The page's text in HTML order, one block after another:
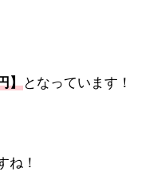
】となっています！
ね！